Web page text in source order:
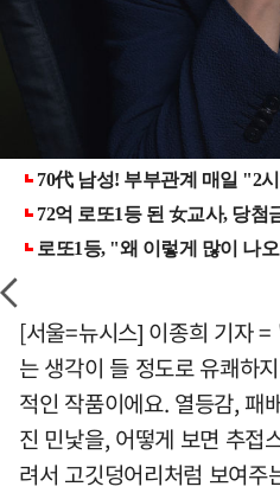
[서울=뉴시스] 이종희 기자
는 생각이 들 정도로 유쾌하
적인 작품이에요. 열등감, 패
진 민낯을, 어떻게 보면 추접
려서 고깃덩어리처럼 보여주